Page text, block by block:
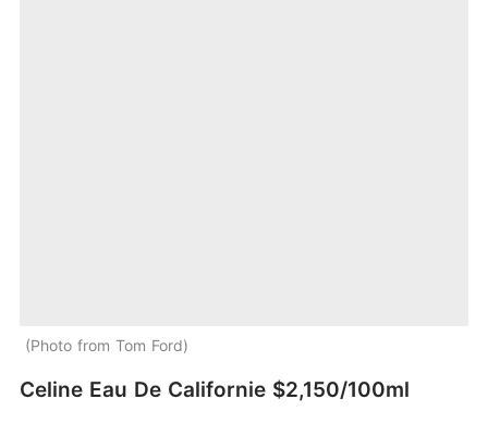
Photo from Tom Ford
Celine Eau De Californie $2,150/100ml